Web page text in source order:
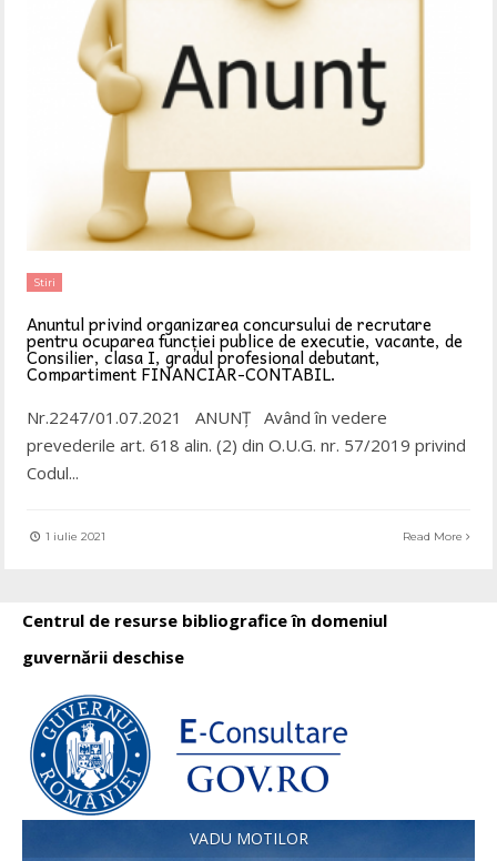
Stiri
Anuntul privind organizarea concursului de recrutare
pentru ocuparea funcției publice de executie, vacante, de
Consilier, clasa I, gradul profesional debutant,
Compartiment FINANCIAR-CONTABIL.
Nr.2247/01.07.2021 ANUNȚ Având în vedere
prevederile art. 618 alin. (2) din O.U.G. nr. 57/2019 privind
Codul...
1 iulie 2021 Read More
Centrul de resurse bibliografice în domeniul
guvernării deschise
VADU MOTILOR